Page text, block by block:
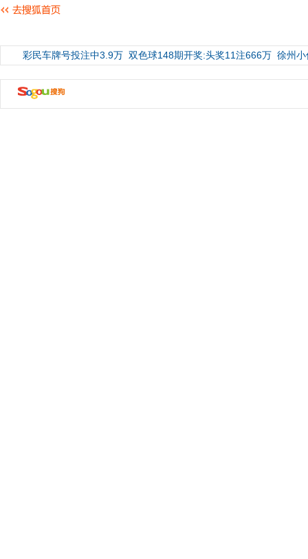
彩民车牌号投注中3.9万 双色球148期开奖:头奖11注666万 徐州